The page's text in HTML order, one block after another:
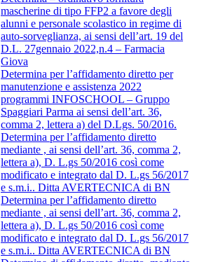
mascherine di tipo FFP2 a favore degli
alunni e personale scolastico in regime di
auto-sorveglianza, ai sensi dell’art. 19 del
D.L. 27gennaio 2022,n.4 – Farmacia
Giova
Determina per l’affidamento diretto per
manutenzione e assistenza 2022
programmi INFOSCHOOL – Gruppo
Spaggiari Parma ai sensi dell’art. 36,
comma 2, lettera a) del D.Lgs. 50/2016.
Determina per l’affidamento diretto
mediante , ai sensi dell’art. 36, comma 2,
lettera a), D. L.gs 50/2016 così come
modificato e integrato dal D. L.gs 56/2017
e s.m.i.. Ditta AVERTECNICA di BN
Determina per l’affidamento diretto
mediante , ai sensi dell’art. 36, comma 2,
lettera a), D. L.gs 50/2016 così come
modificato e integrato dal D. L.gs 56/2017
e s.m.i.. Ditta AVERTECNICA di BN